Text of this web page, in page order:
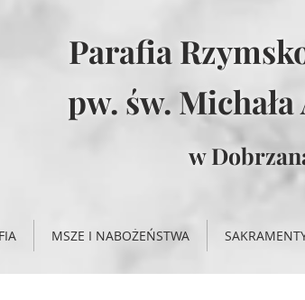
Parafia
pw. św.
w
MSZE I NABOŻEŃSTWA